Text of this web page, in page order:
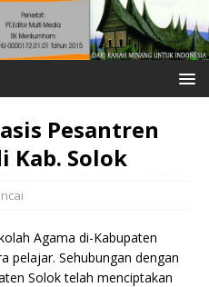
Pesantren
Kab. Solok
Agama di-Kabupaten
pelajar. Sehubungan dengan
Solok telah menciptakan